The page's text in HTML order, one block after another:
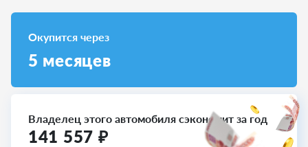
Окупится через
5 месяцев
Владелец этого автомобиля сэкономит за год
141 557 ₽